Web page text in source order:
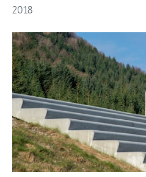
2018